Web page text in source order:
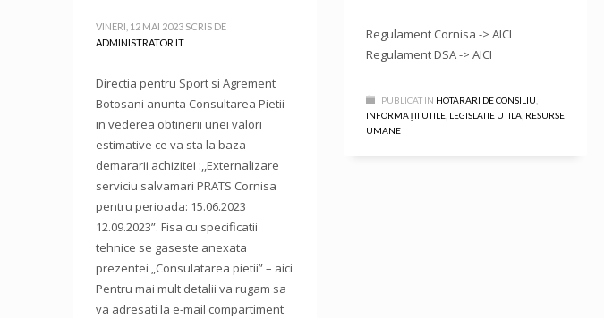
Regulament Cornisa -> AICI
Regulament DSA -> AICI
PUBLICAT IN HOTARARI DE CONSILIU
INFORMAȚII UTILE LEGISLATIE UTILA RESURSE
UMANE
VINERI, 12 MAI 2023 SCRIS DE
ADMINISTRATOR IT
Directia pentru Sport si Agrement
Botosani anunta Consultarea Pietii
in vederea obtinerii unei valori
estimative ce va sta la baza
demararii achizitei :,,Externalizare
serviciu salvamari PRATS Cornisa
pentru perioada: 15.06.2023
12.09.2023”. Fisa cu specificatii
tehnice se gaseste anexata
prezentei „Consulatarea pietii” – aici
Pentru mai mult detalii va rugam sa
va adresati la e-mail compartiment